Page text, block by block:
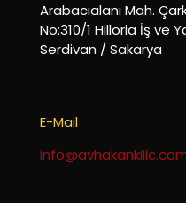
Arabacıalanı Mah.
No:310/1 Hilloria İş ve
Serdivan / Sakarya
E-Mail